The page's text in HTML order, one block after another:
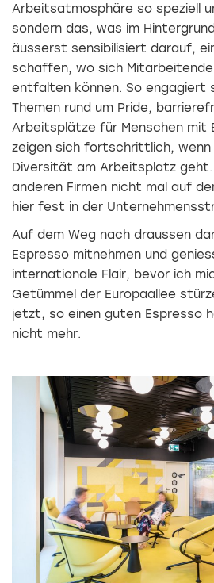
Arbeitsatmosphäre so speziell
sondern das, was im
äusserst sensibilisiert darauf,
schaffen, wo sich Mitarbeitende
entfalten können. So engagiert
Themen rund um Pride,
Arbeitsplätze für Menschen mit
zeigen sich fortschrittlich, wenn
Diversität am Arbeitsplatz geht.
anderen Firmen nicht mal auf
hier fest in der
Auf dem Weg nach draussen
Espresso mitnehmen und
internationale Flair, bevor ich
Getümmel der Europaallee
jetzt, so einen guten Espresso
nicht mehr.